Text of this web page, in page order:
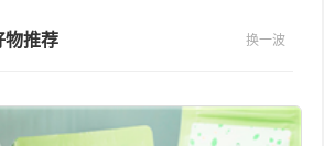
物推荐 换一波